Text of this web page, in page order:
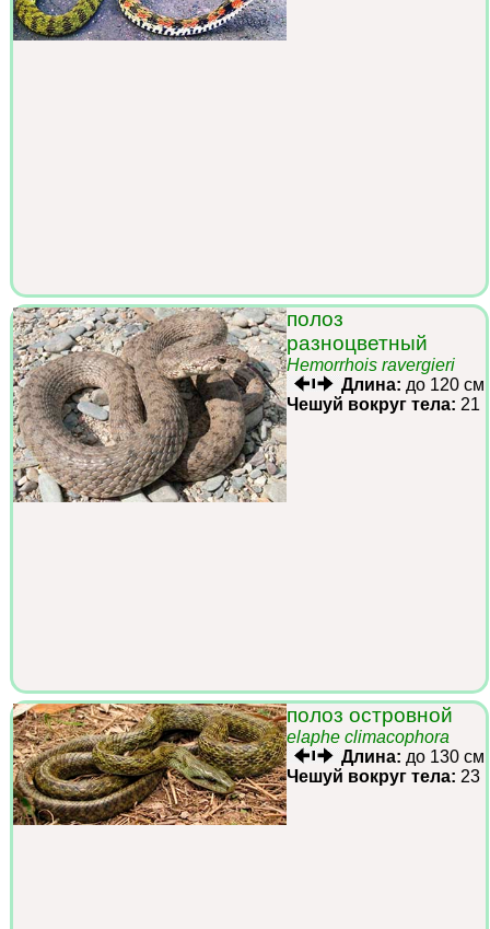
полоз
разноцветный
Hemorrhois ravergieri
Длина: до 120 см
Чешуй вокруг тела: 21
полоз островной
elaphe climacophora
Длина: до 130 см
Чешуй вокруг тела: 23